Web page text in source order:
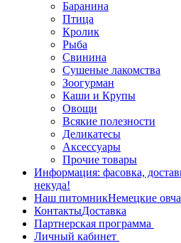
Баранина
Птица
Кролик
Рыба
Свинина
Сушеные лакомства
Зоогурман
Каши и Крупы
Овощи
Всякие полезности
Деликатесы
Аксессуары
Прочие товары
Информация: фасовка,
некуда!
Наш питомникНемецкие
КонтактыДоставка
Партнерская программа
Личный кабинет